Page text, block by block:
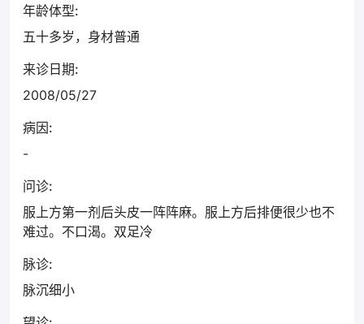
年龄体型:
五十多岁，身材普通
来诊日期:
2008/05/27
病因:
-
问诊:
服上方第一剂后头皮一阵阵麻。服上方后排便很少也不
难过。不口渴。双足冷
脉诊:
脉沉细小